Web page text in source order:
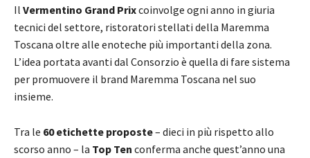
Il Vermentino Grand Prixcoinvolge ogni anno in giuria
tecnici del settore, ristoratori stellati della Maremma
Toscana oltre alle enoteche più importanti della zona.
L’idea portata avanti dal Consorzio è quella di fare sistema
per promuovere il brand Maremma Toscana nel suo
insieme.
Tra le 60 etichette proposte– dieci in più rispetto allo
scorso anno – la Top Ten conferma anche quest’anno una